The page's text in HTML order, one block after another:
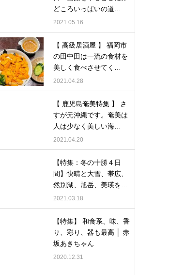
どころいっぱいの道…
2021.05.16
【 高級居酒屋 】 福岡市
の田中田は一流の食材を
美しく食べさせてく…
2021.04.28
【 鹿児島奄美特集 】 さ
すが元沖縄です。奄美は
人は少なく美しい海…
2021.04.20
【特集：冬の十勝４日
間】快晴と大雪、帯広、
然別湖、旭岳、美瑛を…
2021.03.18
【特集】 和食系、味、香
り、彩り、器も最高 │ 赤
坂あきちゃん
2020.12.31